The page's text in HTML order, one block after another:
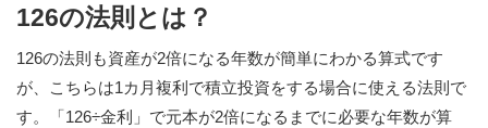
126の法則とは？
126の法則も資産が2倍になる年数が簡単にわかる算式です
が、こちらは1カ月複利で積立投資をする場合に使える法則で
す。「126÷金利」で元本が2倍になるまでに必要な年数が算